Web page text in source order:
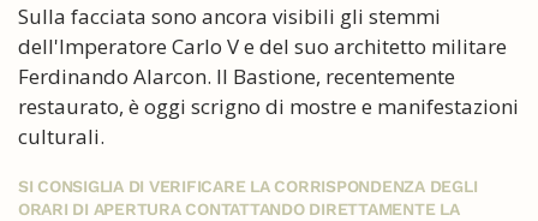
Sulla facciata sono ancora visibili gli stemmi
dell'Imperatore Carlo V e del suo architetto militare
Ferdinando Alarcon. Il Bastione, recentemente
restaurato, è oggi scrigno di mostre e manifestazioni
culturali.
SI CONSIGLIA DI VERIFICARE LA CORRISPONDENZA DEGLI
ORARI DI APERTURA CONTATTANDO DIRETTAMENTE LA